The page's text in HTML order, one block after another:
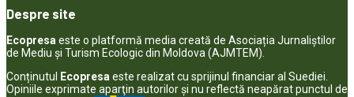
Despre site
Ecopresa este o platformă media creată de Asociația Jurnaliștilor
de Mediu și Turism Ecologic din Moldova (AJMTEM).
Conținutul
Ecopresa este realizat cu sprijinul financiar al Suediei.
Opiniile exprimate aparţin autorilor şi nu reflectă neapărat punctul de